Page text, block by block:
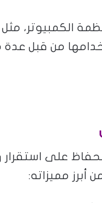
الكمبيوتر،
من قبل
على استقرار
مميزاته: